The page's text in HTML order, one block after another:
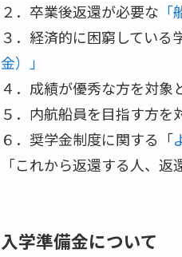
２．卒業後返還が必要な
３．経済的に困窮している
金）」
４．成績が優秀な方を対象
５．内航船員を目指す方を
６．奨学金制度に関する「
「これから返還する人、返
入学準備金について